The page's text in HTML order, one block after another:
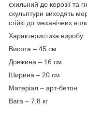
схильний до корозії та
скульптури виходять
стійкі до механічних
Характеристика виробу:
Висота – 45 см
Довжина – 16 см
Ширина – 20 см
Матеріал – арт-бетон
Вага – 7,8 кг